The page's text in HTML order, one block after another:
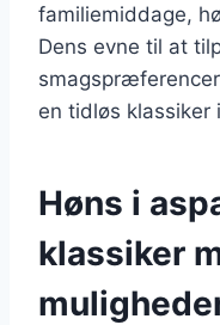
familiemiddage,
Dens evne til at
en tidløs klassiker
Høns i
klassiker